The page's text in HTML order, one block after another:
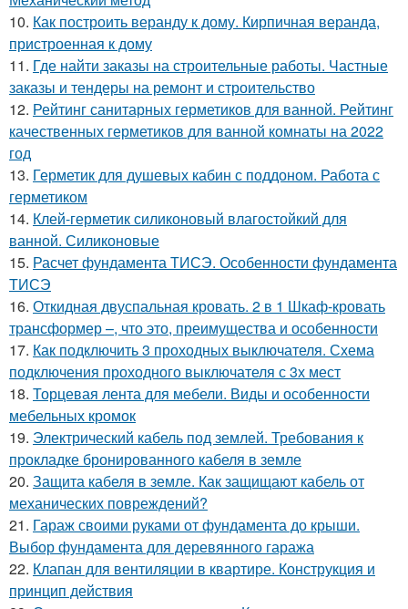
10. Как построить веранду к дому. Кирпичная веранда,
пристроенная к дому
11. Где найти заказы на строительные работы. Частные
заказы и тендеры на ремонт и строительство
12. Рейтинг санитарных герметиков для ванной. Рейтинг
качественных герметиков для ванной комнаты на 2022
год
13. Герметик для душевых кабин с поддоном. Работа с
герметиком
14. Клей-герметик силиконовый влагостойкий для
ванной. Силиконовые
15. Расчет фундамента ТИСЭ. Особенности фундамента
ТИСЭ
16. Откидная двуспальная кровать. 2 в 1 Шкаф-кровать
трансформер –, что это, преимущества и особенности
17. Как подключить 3 проходных выключателя. Схема
подключения проходного выключателя с 3х мест
18. Торцевая лента для мебели. Виды и особенности
мебельных кромок
19. Электрический кабель под землей. Требования к
прокладке бронированного кабеля в земле
20. Защита кабеля в земле. Как защищают кабель от
механических повреждений?
21. Гараж своими руками от фундамента до крыши.
Выбор фундамента для деревянного гаража
22. Клапан для вентиляции в квартире. Конструкция и
принцип действия